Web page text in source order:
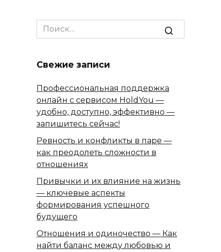
Search
for:
Свежие записи
Профессиональная поддержка
онлайн с сервисом HoldYou —
удобно, доступно, эффективно —
запишитесь сейчас!
Ревность и конфликты в паре —
как преодолеть сложности в
отношениях
Привычки и их влияние на жизнь
— ключевые аспекты
формирования успешного
будущего
Отношения и одиночество — Как
найти баланс между любовью и